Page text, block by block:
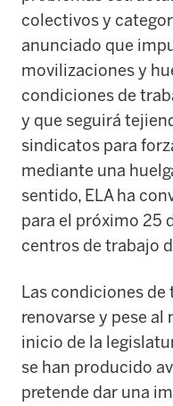
colectivos y
anunciado que
movilizaciones y
condiciones de
y que seguirá
sindicatos para
mediante una
sentido, ELA ha
para el próximo 25
centros de trabajo
Las condiciones de
renovarse y pese al
inicio de la
se han producido
pretende dar una